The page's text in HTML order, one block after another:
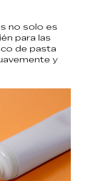
no solo es
para las
de pasta
y